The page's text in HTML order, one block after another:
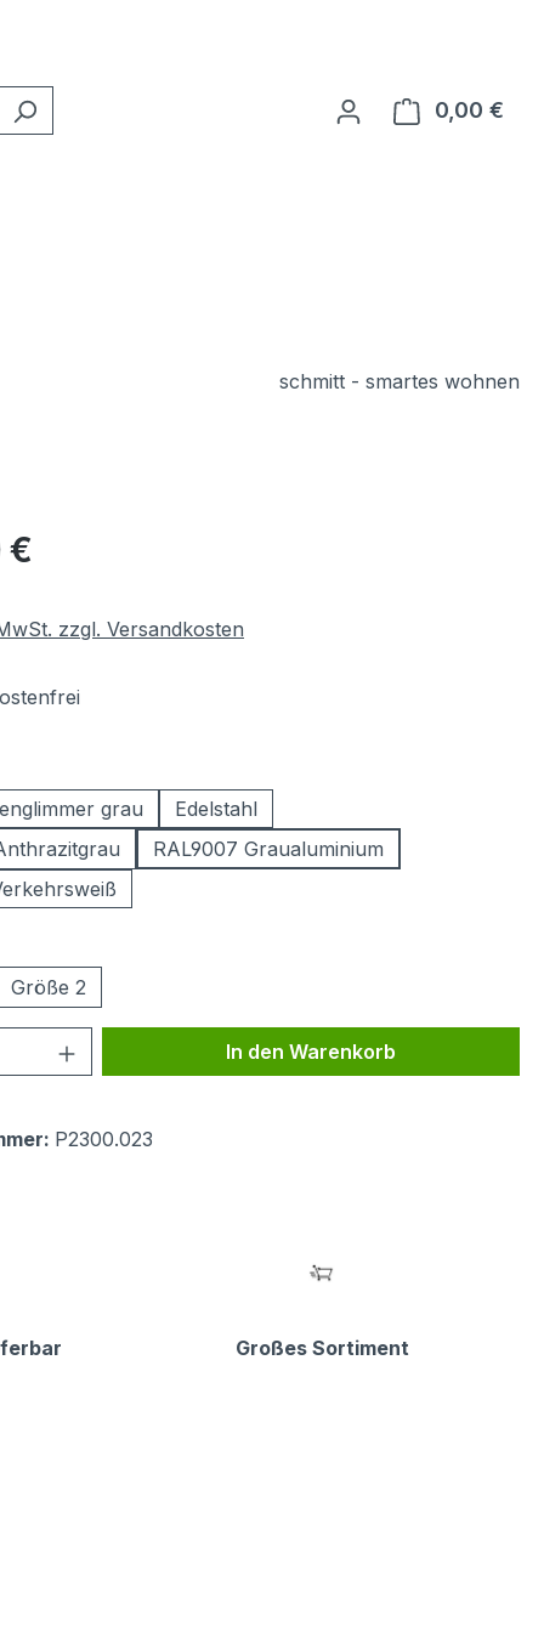
0,00 €
schmitt - smartes wohnen
€
zzgl. Versandkosten
grau
Edelstahl
RAL9007 Graualuminium
Größe 2
Anzahl: Gib den gewünschten Wert
In den Warenkorb
P2300.023
Großes Sortiment